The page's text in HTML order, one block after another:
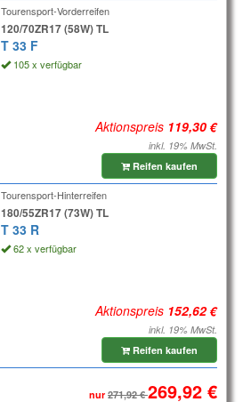
Tourensport-Vorderreifen
120/70ZR17 (58W) TL
T 33 F
105 x verfügbar
Aktionspreis
inkl. 19% MwSt.
Reifen kaufen
Tourensport-Hinterreifen
180/55ZR17 (73W) TL
T 33 R
62 x verfügbar
Aktionspreis
inkl. 19% MwSt.
Reifen kaufen
nur